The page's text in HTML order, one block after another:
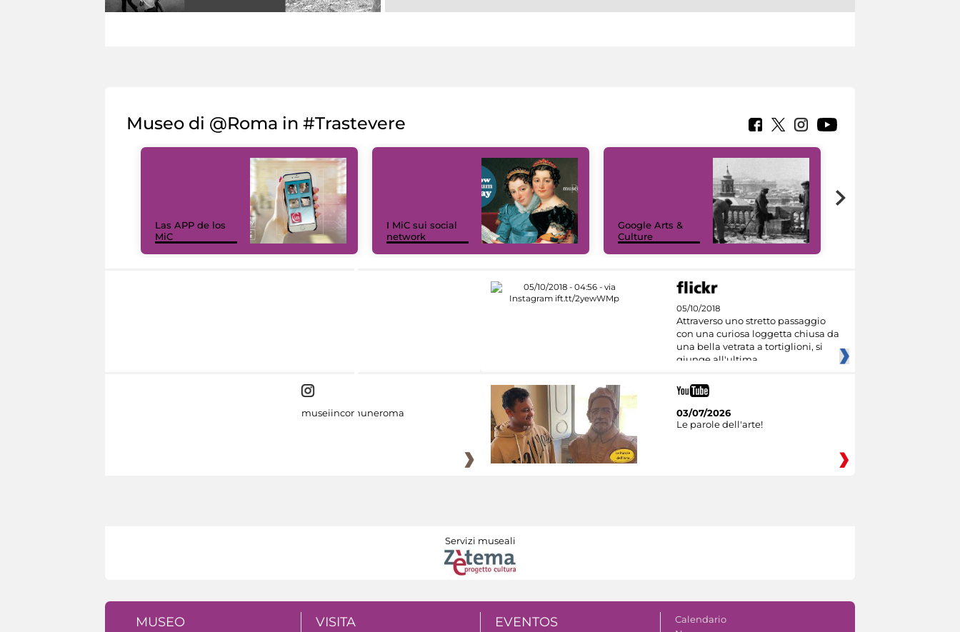
Museo di @Roma in #Trastevere
Las APP de los
MiC
I MiC sui social
network
Google Arts &
Culture
05/10/2018
Attraverso uno stretto passaggio
con una curiosa loggetta chiusa da
una bella vetrata a tortiglioni, si
giunge all'ultima
museiincomuneroma
03/07/2026
Le parole dell'arte!
Servizi museali
MUSEO VISITA EVENTOS
Calendario